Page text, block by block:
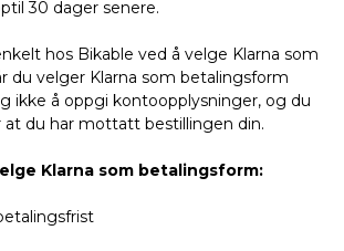
30 dager senere.
hos Bikable ved å velge Klarna som
du velger Klarna som betalingsform
ikke å oppgi kontoopplysninger, og du
du har mottatt bestillingen din.
Klarna som betalingsform: